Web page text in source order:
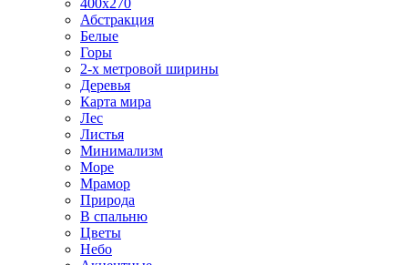
400х270
Абстракция
Белые
Горы
2-х метровой ширины
Деревья
Карта мира
Лес
Листья
Минимализм
Море
Мрамор
Природа
В спальню
Цветы
Небо